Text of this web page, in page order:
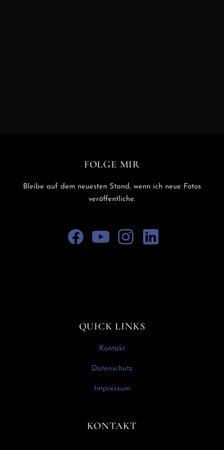
FOLGE MIR
Bleibe auf dem neuesten Stand, wenn ich neue Fotos
veröffentliche.
QUICK LINKS
Kontakt
Datenschutz
Impressum
KONTAKT